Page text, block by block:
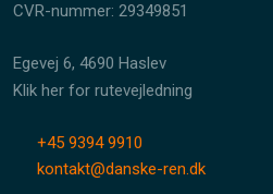
CVR-nummer: 29349851
Egevej 6, 4690 Haslev
Klik her for rutevejledning
+45 9394 9910
kontakt@danske-ren.dk